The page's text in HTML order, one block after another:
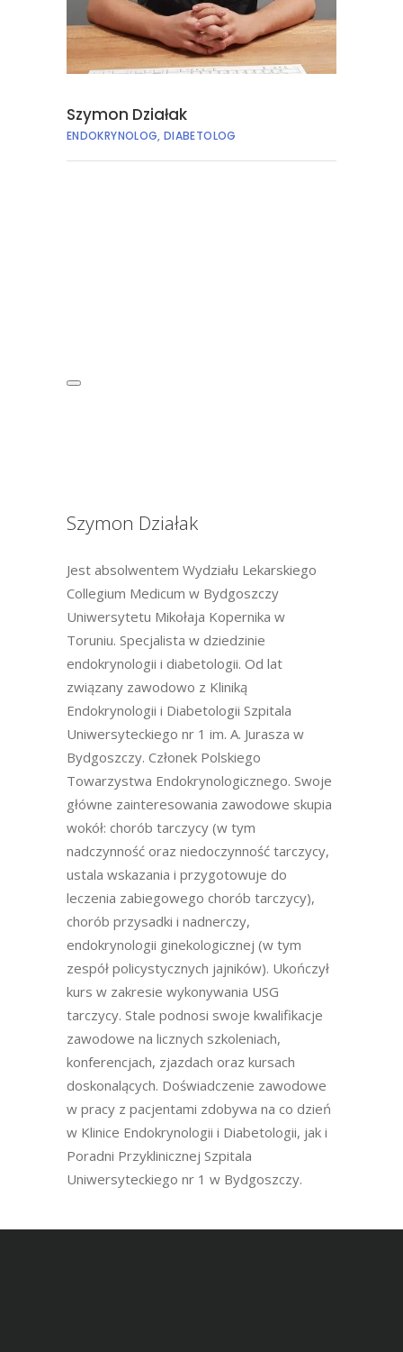
Szymon Działak
ENDOKRYNOLOG, DIABETOLOG
Szymon Działak
Jest absolwentem Wydziału Lekarskiego
Collegium Medicum w Bydgoszczy
Uniwersytetu Mikołaja Kopernika w
Toruniu. Specjalista w dziedzinie
endokrynologii i diabetologii. Od lat
związany zawodowo z Kliniką
Endokrynologii i Diabetologii Szpitala
Uniwersyteckiego nr 1 im. A. Jurasza w
Bydgoszczy. Członek Polskiego
Towarzystwa Endokrynologicznego. Swoje
główne zainteresowania zawodowe skupia
wokół: chorób tarczycy (w tym
nadczynność oraz niedoczynność tarczycy,
ustala wskazania i przygotowuje do
leczenia zabiegowego chorób tarczycy),
chorób przysadki i nadnerczy,
endokrynologii ginekologicznej (w tym
zespół policystycznych jajników). Ukończył
kurs w zakresie wykonywania USG
tarczycy. Stale podnosi swoje kwalifikacje
zawodowe na licznych szkoleniach,
konferencjach, zjazdach oraz kursach
doskonalących. Doświadczenie zawodowe
w pracy z pacjentami zdobywa na co dzień
w Klinice Endokrynologii i Diabetologii, jak i
Poradni Przyklinicznej Szpitala
Uniwersyteckiego nr 1 w Bydgoszczy.